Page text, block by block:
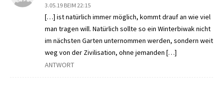
3.05.19 BEIM 22:15
[…] ist natürlich immer möglich, kommt drauf an wie viel
man tragen will. Natürlich sollte so ein Winterbiwak nicht
im nächsten Garten unternommen werden, sondern weit
weg von der Zivilisation, ohne jemanden […]
ANTWORT